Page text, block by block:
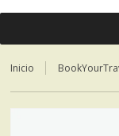
Inicio